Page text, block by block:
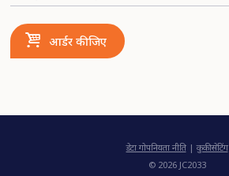
आर्डर कीजिए
डेटा गोपनियता नीति|कुकी सेटिंग
© 2026 JC2033